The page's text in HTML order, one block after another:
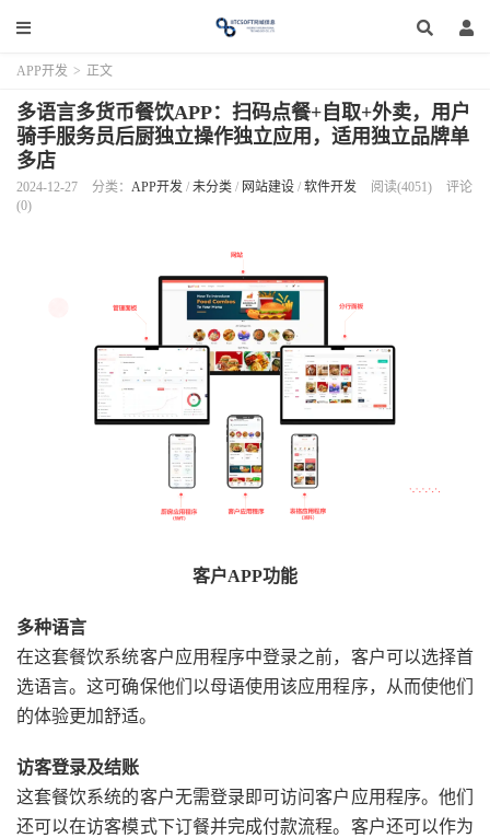
APP开发 > 正文
多语言多货币餐饮APP：扫码点餐+自取+外卖，用户
骑手服务员后厨独立操作独立应用，适用独立品牌单
多店
2024-12-27 分类： APP开发 / 未分类 / 网站建设 / 软件开发 阅读(4051)
评论
(0)
客户APP功能
多种语言
在这套餐饮系统客户应用程序中登录之前，客户可以选择首
选语言。这可确保他们以母语使用该应用程序，从而使他们
的体验更加舒适。
访客登录及结账
这套餐饮系统的客户无需登录即可访问客户应用程序。他们
还可以在访客模式下订餐并完成付款流程。客户还可以作为